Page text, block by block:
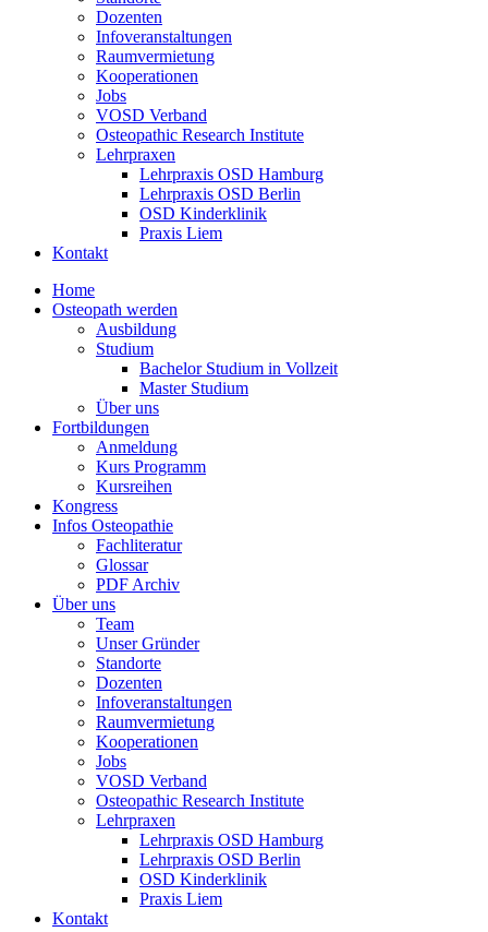
Dozenten
Infoveranstaltungen
Raumvermietung
Kooperationen
Jobs
VOSD Verband
Osteopathic Research Institute
Lehrpraxen
Lehrpraxis OSD Hamburg
Lehrpraxis OSD Berlin
OSD Kinderklinik
Praxis Liem
Kontakt
Home
Osteopath werden
Ausbildung
Studium
Bachelor Studium in Vollzeit
Master Studium
Über uns
Fortbildungen
Anmeldung
Kurs Programm
Kursreihen
Kongress
Infos Osteopathie
Fachliteratur
Glossar
PDF Archiv
Über uns
Team
Unser Gründer
Standorte
Dozenten
Infoveranstaltungen
Raumvermietung
Kooperationen
Jobs
VOSD Verband
Osteopathic Research Institute
Lehrpraxen
Lehrpraxis OSD Hamburg
Lehrpraxis OSD Berlin
OSD Kinderklinik
Praxis Liem
Kontakt